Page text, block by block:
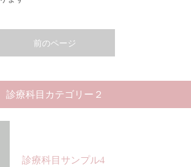
前のページ
診療科目カテゴリー２
診療科目サンプル4